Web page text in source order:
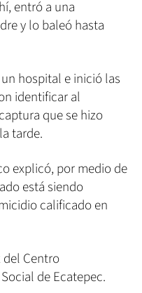
entró a una
y lo baleó hasta
hospital e inició las
identificar al
que se hizo
tarde.
explicó, por medio de
está siendo
calificado en
del Centro
de Ecatepec.